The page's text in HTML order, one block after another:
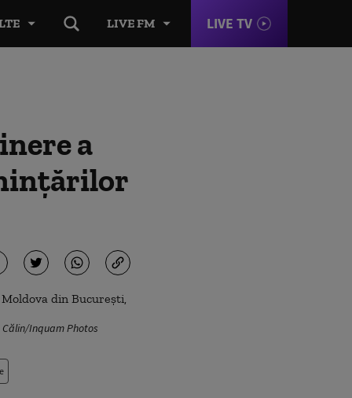
LIVE FM LIVE TV
a
Inquam Photos